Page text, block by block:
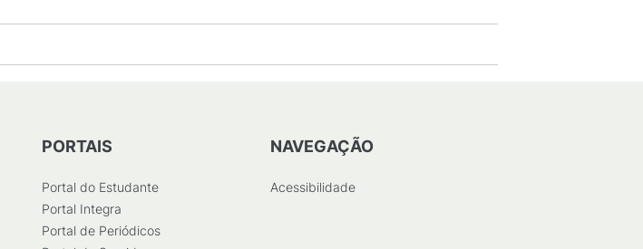
PORTAIS
Portal do Estudante
Portal Integra
Portal de Periódicos
NAVEGAÇÃO
Acessibilidade